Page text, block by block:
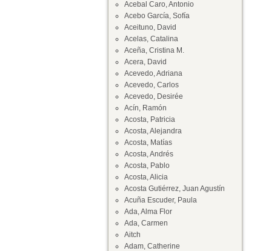
Acebal Caro, Antonio
Acebo García, Sofía
Aceituno, David
Acelas, Catalina
Aceña, Cristina M.
Acera, David
Acevedo, Adriana
Acevedo, Carlos
Acevedo, Desirée
Acín, Ramón
Acosta, Patricia
Acosta, Alejandra
Acosta, Matías
Acosta, Andrés
Acosta, Pablo
Acosta, Alicia
Acosta Gutiérrez, Juan Agustín
Acuña Escuder, Paula
Ada, Alma Flor
Ada, Carmen
Aitch
Adam, Catherine